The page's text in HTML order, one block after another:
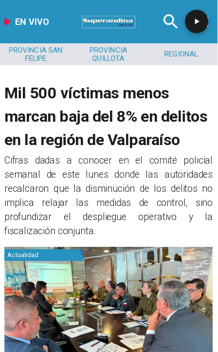
EN VIVO
PROVINCIA SAN
FELIPE
PROVINCIA
QUILLOTA
REGIONAL
Mil 500 víctimas menos
marcan baja del 8% en delitos
en la región de Valparaíso
​Cifras dadas a conocer en el comité policial
semanal de este lunes donde las autoridades
recalcaron que la disminución de los delitos no
implica relajar las medidas de control, sino
profundizar el despliegue operativo y la
fiscalización conjunta.
Actualidad